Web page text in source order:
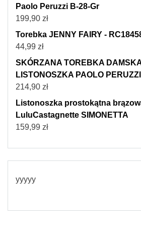
Paolo Peruzzi B-28-Gr
199,90 zł
Torebka JENNY FAIRY -
44,99 zł
SKÓRZANA TOREBKA
LISTONOSZKA PAOLO
214,90 zł
Listonoszka prostokątna
LuluCastagnette SIMONETTA
159,99 zł
yyyyy